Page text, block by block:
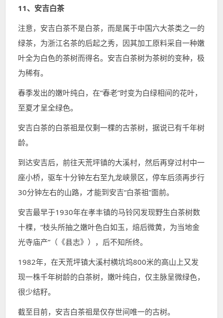
11、安吉白茶
注意，安吉白茶不是白茶，而是属于中国六大茶类之一的
绿茶，为浙江名茶的后起之秀，因其加工原料采自一种嫩
叶全为白色的茶树而得名。安吉白茶树为茶树的变种，极
为稀有。
春季发出的嫩叶纯白，在“春老”时变为白绿相间的花叶，
至夏才呈全绿色。
安吉白茶的白茶祖是仅剩一棵的古茶树，据说已有千年树
龄。
到达安吉后，前往天荒坪镇的大溪村，然后再穿过村中一
座小桥，驱车十分钟左右至九龙峡景区，停车后须再步行
30分钟左右的山路，才能到安吉“白茶祖”面前。
安吉最早于1930年在孝丰镇的马铃冈发现野生白茶树数
十棵，“枝头所抽之嫩叶色白如玉，焙后微黄，为当地金
光寺庙产”（《县志》），后不知所终。
1982年，在天荒坪镇大溪村横坑坞800米的高山上又发
现一株千年树龄的白茶树，嫩叶纯白，仅主脉呈微绿色，
很少结籽。
截至目前，安吉白茶祖是仅存世间唯一的古树。